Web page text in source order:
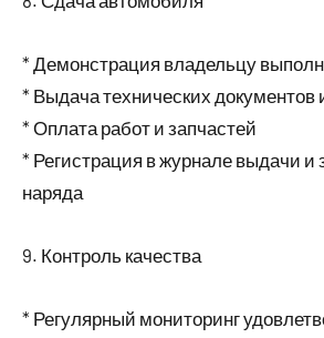
* Демонстрация владельцу
* Выдача технических документов
* Оплата работ и запчастей
* Регистрация в журнале выдачи и
наряда
9. Контроль качества
* Регулярный мониторинг